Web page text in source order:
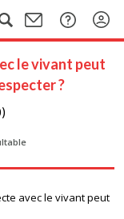
le vivant peut
?
avec le vivant peut